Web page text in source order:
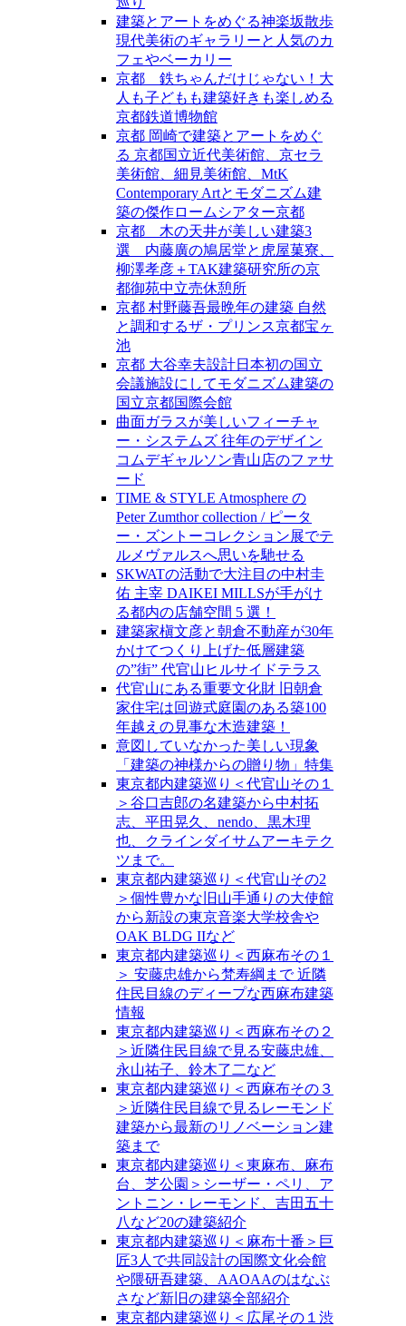
建築とアートをめぐる神楽坂散歩
現代美術のギャラリーと人気のカ
フェやベーカリー
京都 鉄ちゃんだけじゃない！大
人も子どもも建築好きも楽しめる
京都鉄道博物館
京都 岡崎で建築とアートをめぐ
る 京都国立近代美術館、京セラ
美術館、細見美術館、MtK
Contemporary Artとモダニズム建
築の傑作ロームシアター京都
京都 木の天井が美しい建築3
選 内藤廣の鳩居堂と虎屋菓寮、
柳澤孝彦＋TAK建築研究所の京
都御苑中立売休憩所
京都 村野藤吾最晩年の建築 自然
と調和するザ・プリンス京都宝ヶ
池
京都 大谷幸夫設計日本初の国立
会議施設にしてモダニズム建築の
国立京都国際会館
曲面ガラスが美しいフィーチャ
ー・システムズ 往年のデザイン
コムデギャルソン青山店のファサ
ード
TIME & STYLE Atmosphere の
Peter Zumthor collection / ピータ
ー・ズントーコレクション展でテ
ルメヴァルスへ思いを馳せる
SKWATの活動で大注目の中村圭
佑 主宰 DAIKEI MILLSが手がけ
る都内の店舗空間 5 選！
建築家槇文彦と朝倉不動産が30年
かけてつくり上げた低層建築
の”街” 代官山ヒルサイドテラス
代官山にある重要文化財 旧朝倉
家住宅は回遊式庭園のある築100
年越えの見事な木造建築！
意図していなかった美しい現象
「建築の神様からの贈り物」特集
東京都内建築巡り＜代官山その１
＞谷口吉郎の名建築から中村拓
志、平田晃久、nendo、黒木理
也、クラインダイサムアーキテク
ツまで。
東京都内建築巡り＜代官山その2
＞個性豊かな旧山手通りの大使館
から新設の東京音楽大学校舎や
OAK BLDG IIなど
東京都内建築巡り＜西麻布その１
＞ 安藤忠雄から梵寿綱まで 近隣
住民目線のディープな西麻布建築
情報
東京都内建築巡り＜西麻布その２
＞近隣住民目線で見る安藤忠雄、
永山祐子、鈴木了二など
東京都内建築巡り＜西麻布その３
＞近隣住民目線で見るレーモンド
建築から最新のリノベーション建
築まで
東京都内建築巡り＜東麻布、麻布
台、芝公園＞シーザー・ペリ、ア
ントニン・レーモンド、吉田五十
八など20の建築紹介
東京都内建築巡り＜麻布十番＞巨
匠3人で共同設計の国際文化会館
や隈研吾建築、AAOAAのはなぶ
さなど新旧の建築全部紹介
東京都内建築巡り＜広尾その１渋